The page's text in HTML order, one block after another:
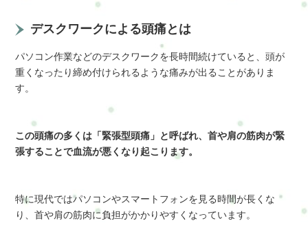
デスクワークによる頭痛とは
パソコン作業などのデスクワークを長時間続けていると、頭が
重くなったり締め付けられるような痛みが出ることがありま
す。
この頭痛の多くは「緊張型頭痛」と呼ばれ、首や肩の筋肉が緊
張することで血流が悪くなり起こります。
特に現代ではパソコンやスマートフォンを見る時間が長くな
り、首や肩の筋肉に負担がかかりやすくなっています。